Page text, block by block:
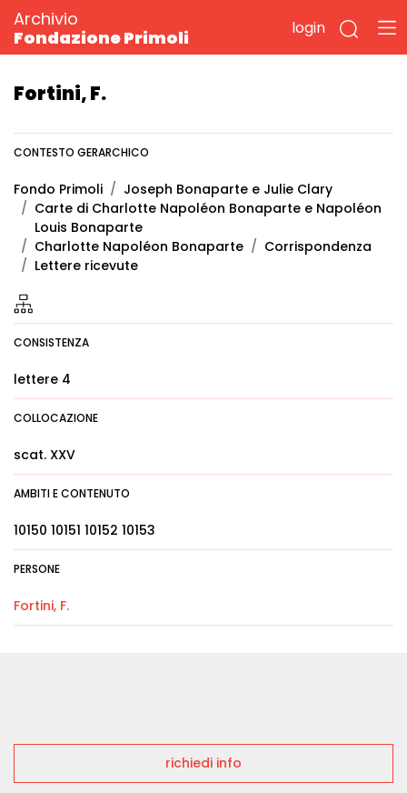
Archivio
Fondazione Primoli
login
Fortini, F.
CONTESTO GERARCHICO
Fondo Primoli
Joseph Bonaparte e Julie Clary
Carte di Charlotte Napoléon Bonaparte e Napoléon
Louis Bonaparte
Charlotte Napoléon Bonaparte
Corrispondenza
Lettere ricevute
CONSISTENZA
lettere 4
COLLOCAZIONE
scat. XXV
AMBITI E CONTENUTO
10150 10151 10152 10153
PERSONE
Fortini, F.
richiedi info